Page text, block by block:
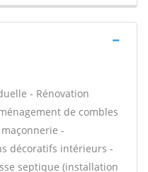
- Rénovation
de combles
-
décoratifs intérieurs -
septique (installation